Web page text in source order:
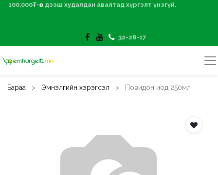
100,000₮-өөс дээш худалдан авалтад хүргэлт үнэгүй.
32-28-17
Бараа Эмнэлгийн хэрэгсэл Повидон иод 250мл